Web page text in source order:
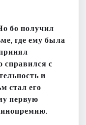
бо получил
где ему была
справился с
и
стал его
первую